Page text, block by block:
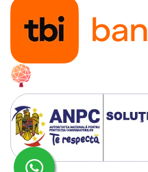
Figurine
Altele
Screens
Nolzur
Premium
Board games
Harti
Teren